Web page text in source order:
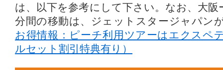
は、以下を参考にして下さい。なお、大阪
分間の移動は、ジェットスタージャパン
お得情報：ピーチ利用ツアーはエクスペ
ルセット割引特典有り）